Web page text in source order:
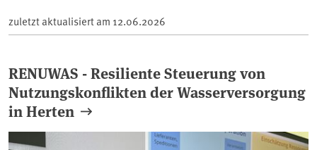
zuletzt aktualisiert am 12.06.2026
RENUWAS - Resiliente Steuerung von
Nutzungskonflikten der Wasserversorgung
in Herten